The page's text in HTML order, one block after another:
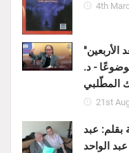
4th
- د.
المطّلبي
21st
بقلم: عبد
عبد الواحد